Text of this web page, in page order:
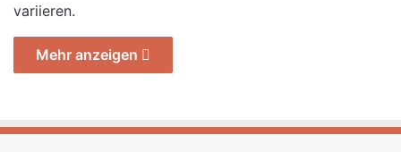
variieren.
Mehr anzeigen